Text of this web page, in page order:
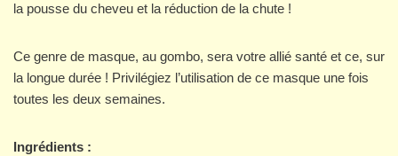
la pousse du cheveu et la réduction de la chute !
Ce genre de masque, au gombo, sera votre allié santé et ce, sur
la longue durée ! Privilégiez l’utilisation de ce masque une fois
toutes les deux semaines.
Ingrédients :